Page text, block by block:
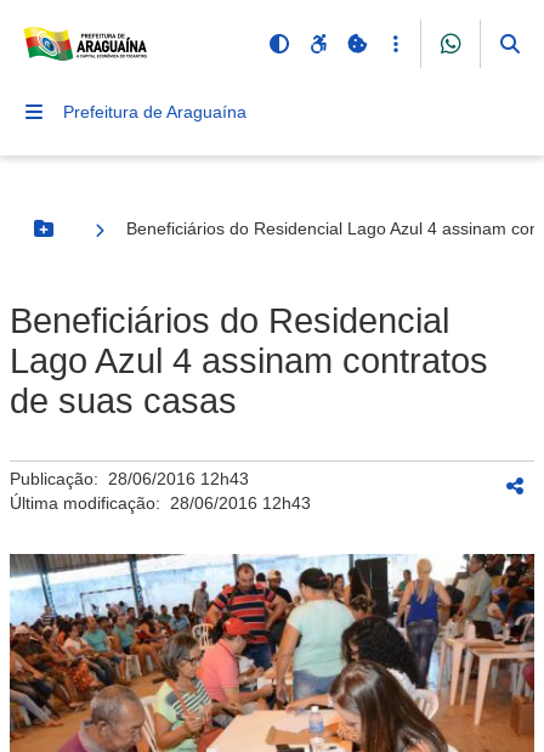
Prefeitura de Araguaína
Botão Menu
Beneficiários do Residencial Lago Azul 4 assinam
Beneficiários do Residencial
Lago Azul 4 assinam contratos
de suas casas
Publicação: 28/06/2016 12h43
Última modificação: 28/06/2016 12h43